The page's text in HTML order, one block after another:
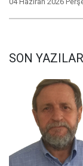
SON YAZILAR